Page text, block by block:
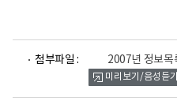
첨부파일 : 2007년 정보목
어
미리보기/음성듣기